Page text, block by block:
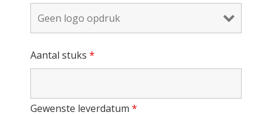
Aantal stuks *
Gewenste leverdatum *